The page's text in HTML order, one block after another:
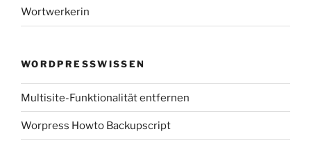
Wortwerkerin
WORDPRESSWISSEN
Multisite-Funktionalität entfernen
Worpress Howto Backupscript